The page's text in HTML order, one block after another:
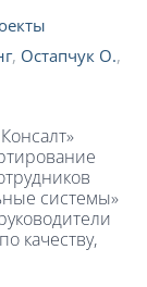
, Остапчук О.,
системы»
качеству,